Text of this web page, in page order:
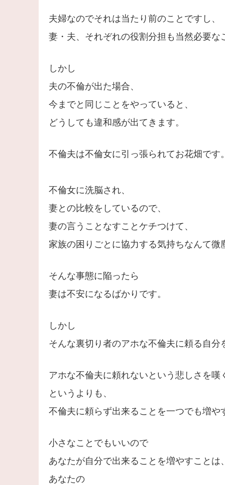
夫婦なのでそれは当たり前のことですし、
妻・夫、それぞれの役割分担も当然必要な
しかし
夫の不倫が出た場合、
今までと同じことをやっていると、
どうしても違和感が出てきます。
不倫夫は不倫女に引っ張られてお花畑です。
不倫女に洗脳され、
妻との比較をしているので、
妻の言うことなすことケチつけて、
家族の困りごとに協力する気持ちなんて微
そんな事態に陥ったら
妻は不安になるばかりです。
しかし
そんな裏切り者のアホな不倫夫に頼る自分
アホな不倫夫に頼れないという悲しさを嘆
というよりも、
不倫夫に頼らず出来ることを一つでも増や
小さなことでもいいので
あなたが自分で出来ることを増やすことは、
あなたの